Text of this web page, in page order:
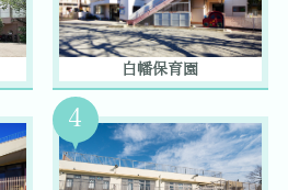
白幡保育園
4